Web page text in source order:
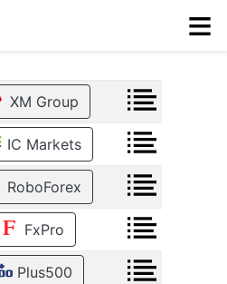
≡
XM Group
IC Markets
RoboForex
FxPro
Plus500